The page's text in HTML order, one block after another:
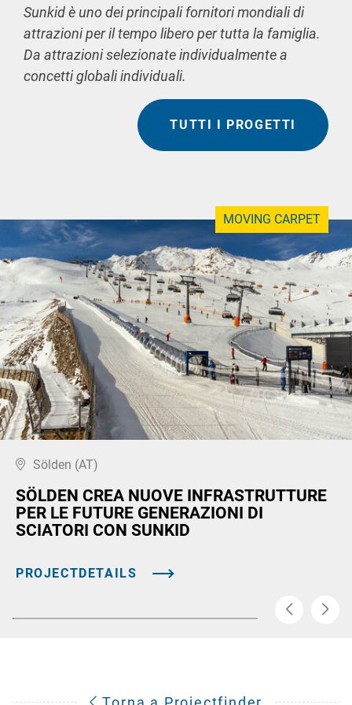
Sunkid è uno dei principali fornitori mondiali di
attrazioni per il tempo libero per tutta la famiglia.
Da attrazioni selezionate individualmente a
concetti globali individuali.
TUTTI I PROGETTI
MOVING CARPET
Sölden (AT)
SÖLDEN CREA NUOVE INFRASTRUTTURE
PER LE FUTURE GENERAZIONI DI
SCIATORI CON SUNKID
PROJECTDETAILS